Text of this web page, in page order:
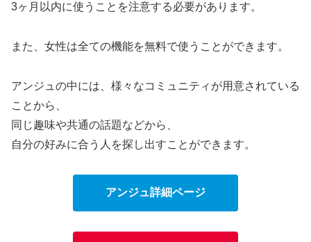
3ヶ月以内に使うことを注意する必要があります。
また、女性は全ての機能を無料で使うことができます。
アンジュの中には、様々なコミュニティが用意されている
ことから、
同じ趣味や共通の話題などから、
自分の好みに合う人を探し出すことができます。
アンジュ詳細ページ